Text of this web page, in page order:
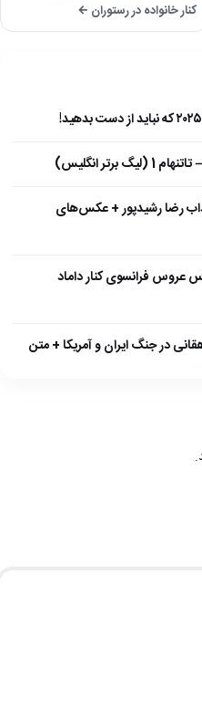
کنار خانواده در رستوران ←
رضا رشیدپور + عکس‌های
عروس فرانسوی کنار داماد
در جنگ ایران و آمریکا + متن